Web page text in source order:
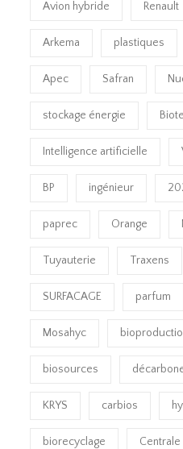
Avion hybride Renault
Arkema plastiques
Apec Safran
stockage énergie
Intelligence artificielle
BP ingénieur
paprec Orange
Tuyauterie Traxens
SURFACAGE parfum
Mosahyc
biosources
KRYS carbios
biorecyclage Centrale